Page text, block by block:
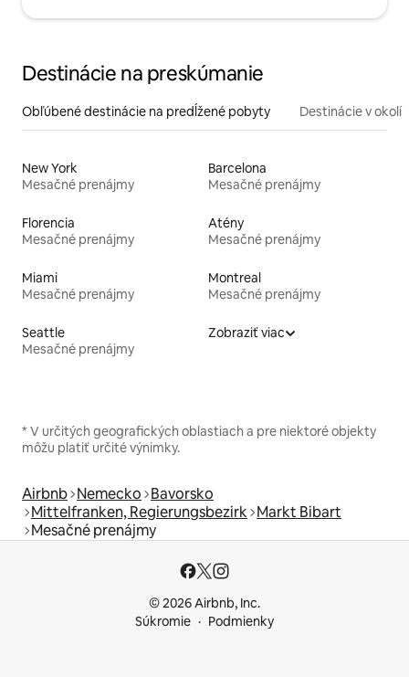
Destinácie na preskúmanie
Obľúbené destinácie na predĺžené pobyty Destinácie v okolí
New York
Mesačné prenájmy
Barcelona
Mesačné prenájmy
Florencia
Mesačné prenájmy
Atény
Mesačné prenájmy
Miami
Mesačné prenájmy
Montreal
Mesačné prenájmy
Seattle
Mesačné prenájmy
Zobraziť viac
* V určitých geografických oblastiach a pre niektoré objekty
môžu platiť určité výnimky.
Airbnb Nemecko Bavorsko
Mittelfranken, Regierungsbezirk Markt Bibart
Mesačné prenájmy
© 2026 Airbnb, Inc.
Súkromie
Podmienky